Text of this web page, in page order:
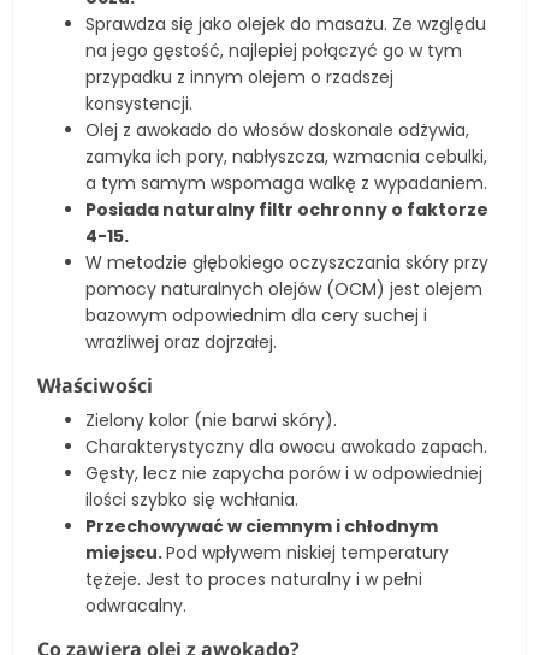
Sprawdza się jako olejek do masażu. Ze względu
na jego gęstość, najlepiej połączyć go w tym
przypadku z innym olejem o rzadszej
konsystencji.
Olej z awokado do włosów doskonale odżywia,
zamyka ich pory, nabłyszcza, wzmacnia cebulki,
a tym samym wspomaga walkę z wypadaniem.
Posiada naturalny filtr ochronny o faktorze
4-15.
W metodzie głębokiego oczyszczania skóry przy
pomocy naturalnych olejów (OCM) jest olejem
bazowym odpowiednim dla cery suchej i
wrażliwej oraz dojrzałej.
Właściwości
Zielony kolor (nie barwi skóry).
Charakterystyczny dla owocu awokado zapach.
Gęsty, lecz nie zapycha porów i w odpowiedniej
ilości szybko się wchłania.
Przechowywać w ciemnym i chłodnym
miejscu.Pod wpływem niskiej temperatury
tężeje. Jest to proces naturalny i w pełni
odwracalny.
Co zawiera olej z awokado?